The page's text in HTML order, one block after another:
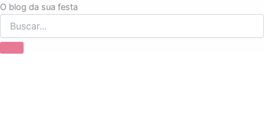
O blog da sua festa
Ir
para
o